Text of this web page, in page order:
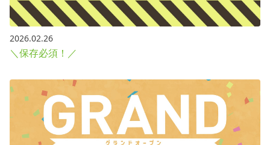
2026.02.26
＼保存必須！／